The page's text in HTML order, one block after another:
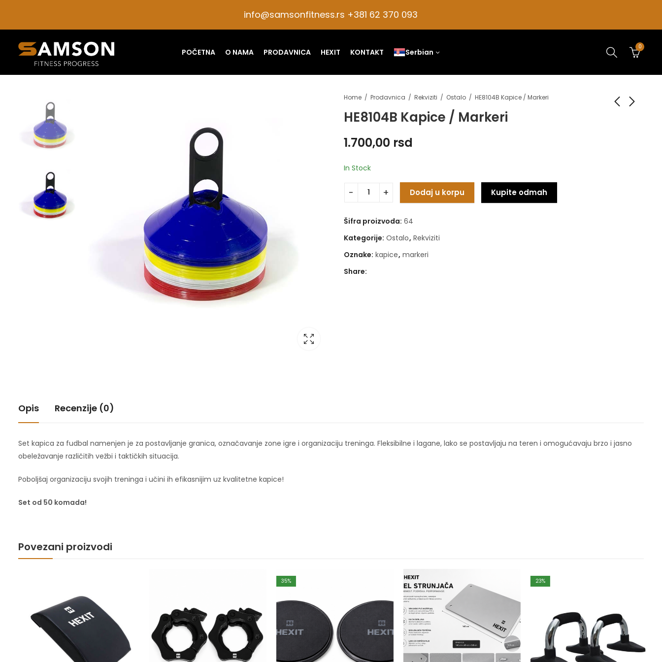
info@samsonfitness.rs +381 62 370 093
POČETNA O NAMA PRODAVNICA HEXIT KONTAKT Serbian
0
Home Prodavnica Rekviziti Ostalo HE8104B Kapice / Markeri
HE8104B Kapice / Markeri
1.700,00 rsd
In Stock
Dodaj u korpu Kupite odmah
Šifra proizvoda: 64
Kategorije: Ostalo, Rekviziti
Oznake: kapice, markeri
Share:
Opis Recenzije (0)
Set kapica za fudbal namenjen je za postavljanje granica, označavanje zone igre i organizaciju treninga. Fleksibilne i lagane, lako se postavljaju na teren i omogućavaju brzo i jasno
obeležavanje različitih vežbi i taktičkih situacija.
Poboljšaj organizaciju svojih treninga i učini ih efikasnijim uz kvalitetne kapice!
Set od 50 komada!
Povezani proizvodi
35% 23%